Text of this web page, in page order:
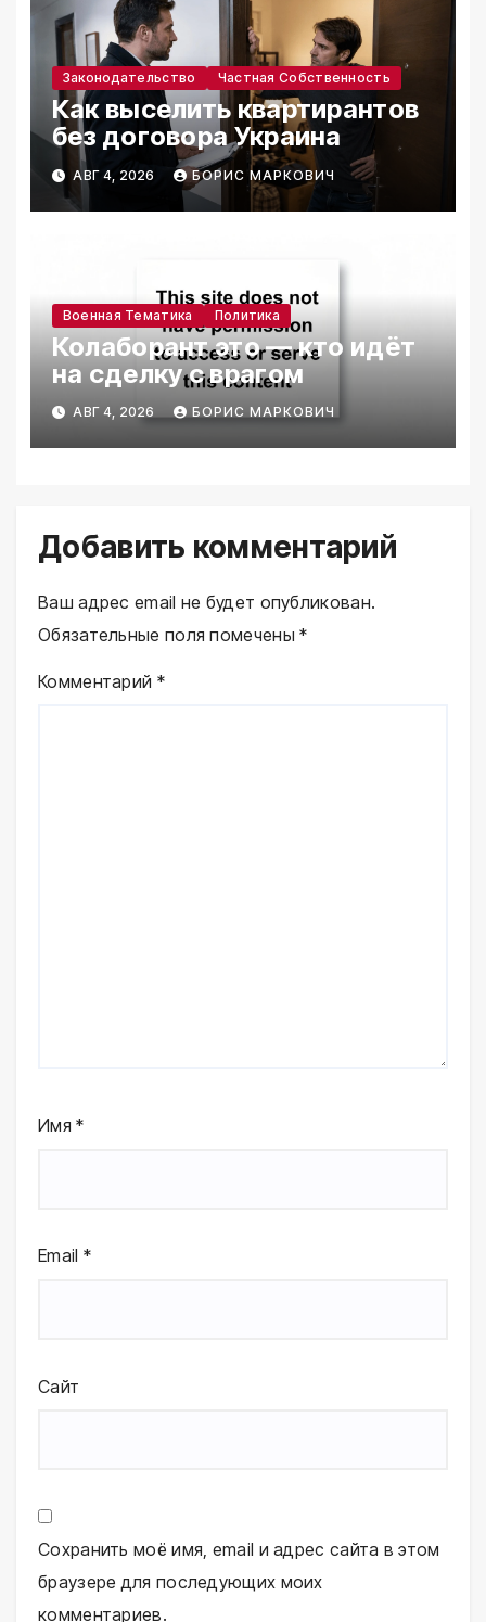
Законодательство Частная Собственность
Как выселить квартирантов
без договора Украина
АВГ 4, 2026 БОРИС МАРКОВИЧ
Военная Тематика Политика
Колаборант это — кто идёт
на сделку с врагом
АВГ 4, 2026 БОРИС МАРКОВИЧ
Добавить комментарий
Ваш адрес email не будет опубликован.
Обязательные поля помечены*
Комментарий *
Имя*
Email *
Сайт
Сохранить моё имя, email и адрес сайта в этом
браузере для последующих моих
комментариев.